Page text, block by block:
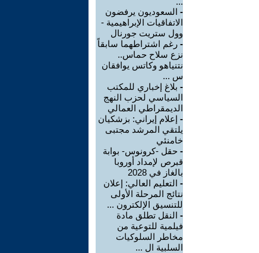
- السعوديون يرفضون
الاتفاقيات الإبراهيمية -
وول ستريت جورنال
- رغم اشتراطهما سابقاً
نزع سلاح حماس..
نتنياهو وكاتس يوافقان
س ...
- بلاغ إخباري للمكتب
السياسي لحزب النهج
الديمقراطي العمالي
- إعلام إيراني: بزشكيان
يلتقي المرشد مجتبى
خامنئي
- حقل -كرونوس- بوابة
قبرص لإمداد أوروبا
بالغاز في 2028
- التعليم العالي: إعلان
نتائج المرحلة الأولى
للتنسيق الإلكترون ...
- النقل تطلق مادة
فيلمية للتوعية من
مخاطر السلوكيات
السلبية ال ...